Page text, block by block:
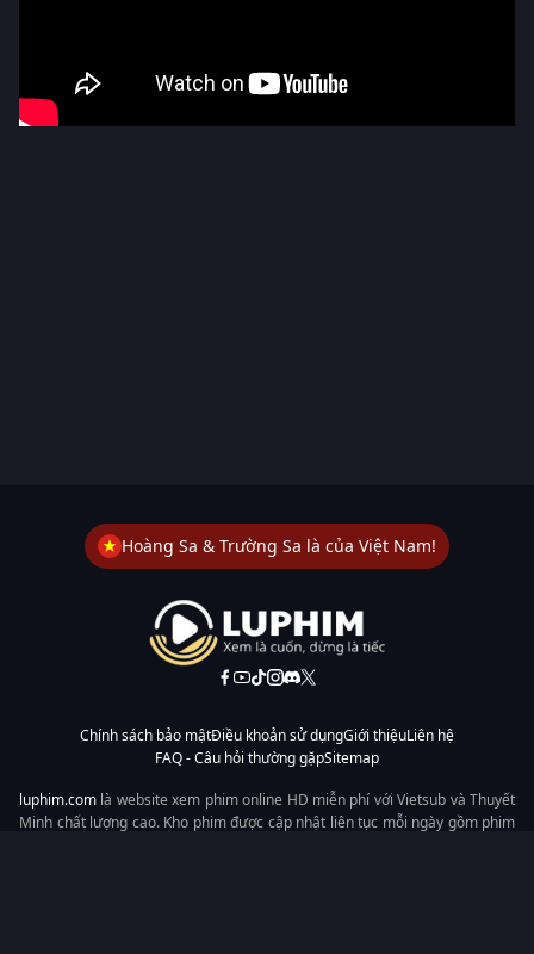
Hoàng Sa & Trường Sa là của Việt Nam!
Chính sách bảo mậtĐiều khoản sử dụngGiới thiệuLiên hệ
FAQ - Câu hỏi thường gặpSitemap
luphim.com là website xem phim online HD miễn phí với Vietsub và Thuyết
Minh chất lượng cao. Kho phim được cập nhật liên tục mỗi ngày gồm phim